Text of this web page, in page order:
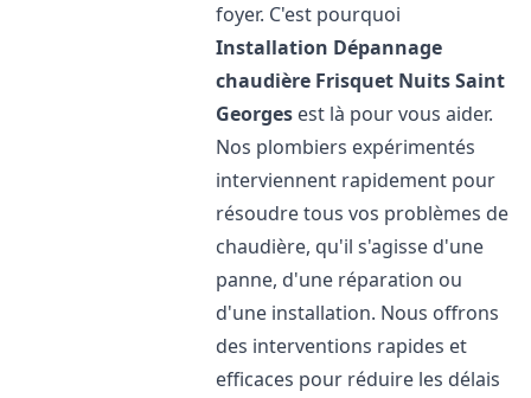
foyer. C'est pourquoi
Installation Dépannage
chaudière Frisquet Nuits Saint
Georges est là pour vous aider.
Nos plombiers expérimentés
interviennent rapidement pour
résoudre tous vos problèmes de
chaudière, qu'il s'agisse d'une
panne, d'une réparation ou
d'une installation. Nous offrons
des interventions rapides et
efficaces pour réduire les délais